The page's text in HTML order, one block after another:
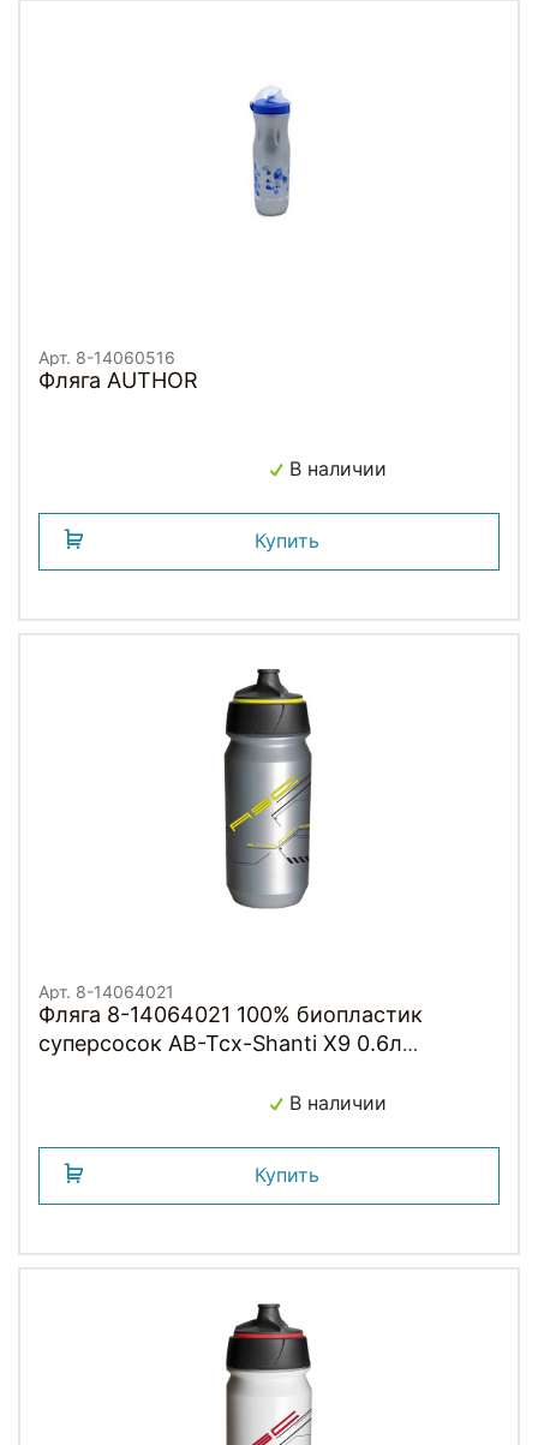
Арт. 8-14060516
Фляга AUTHOR
В наличии
Купить
Арт. 8-14064021
Фляга 8-14064021 100% биопластик
суперсосок AB-Tcx-Shanti X9 0.6л
TACX/AUTHOR(Голландия)В наличии
Купить